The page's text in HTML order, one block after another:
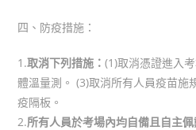
四、防疫措施：
1.取消下列措施：(1)取消憑證進入
體溫量測。 (3)取消所有人員疫苗施
疫隔板。
2.所有人員於考場內均自備且自主佩